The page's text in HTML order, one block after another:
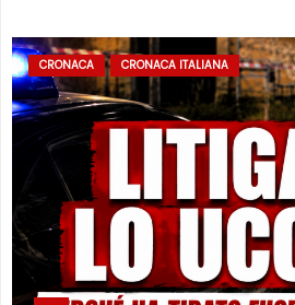
CRONACA CRONACA ITALIANA